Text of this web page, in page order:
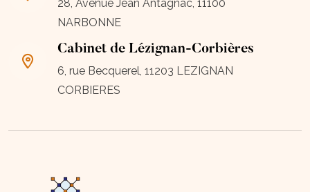
28, Avenue Jean Antagnac, 11100
NARBONNE
Cabinet de Lézignan-Corbières
6, rue Becquerel, 11203 LEZIGNAN
CORBIERES